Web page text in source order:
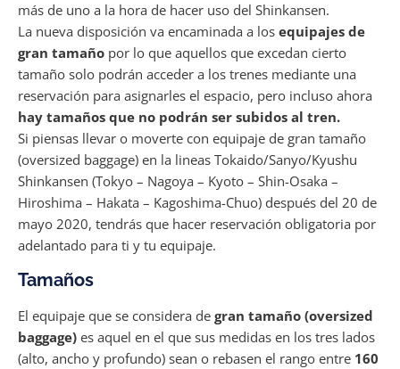
más de uno a la hora de hacer uso del Shinkansen.
La nueva disposición va encaminada a los equipajes de
gran tamaño por lo que aquellos que excedan cierto
tamaño solo podrán acceder a los trenes mediante una
reservación para asignarles el espacio, pero incluso ahora
hay tamaños que no podrán ser subidos al tren.
Si piensas llevar o moverte con equipaje de gran tamaño
(oversized baggage) en la lineas Tokaido/Sanyo/Kyushu
Shinkansen (Tokyo – Nagoya – Kyoto – Shin-Osaka –
Hiroshima – Hakata – Kagoshima-Chuo) después del 20 de
mayo 2020, tendrás que hacer reservación obligatoria por
adelantado para ti y tu equipaje.
Tamaños
El equipaje que se considera de gran tamaño (oversized
baggage) es aquel en el que sus medidas en los tres lados
(alto, ancho y profundo) sean o rebasen el rango entre 160